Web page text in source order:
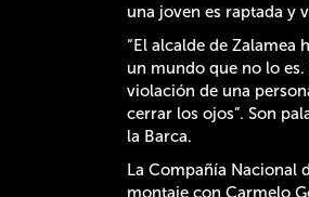
una joven es raptada y
“El alcalde de
un mundo que no lo
violación de una
cerrar los ojos”. Son
la Barca.
La Compañía Nacional
montaje con Carmelo